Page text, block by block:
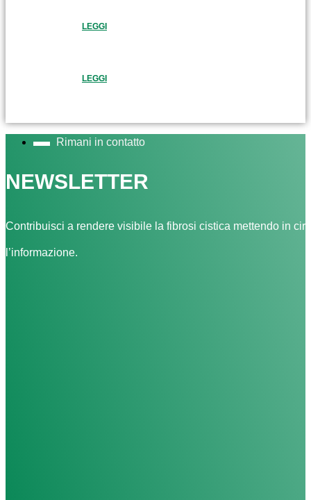
LEGGI
LEGGI
Rimani in contatto
NEWSLETTER
Contribuisci a rendere visibile la fibrosi cistica mettendo in
l’informazione.